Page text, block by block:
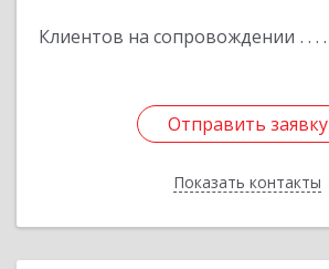
Клиентов на сопровождении
Отправить заявку
Показать контакты
Отправить заявку
Назад